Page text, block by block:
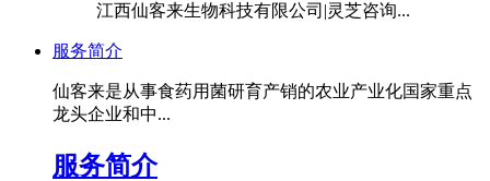
江西仙客来生物科技有限公司|灵芝咨询...
服务简介
仙客来是从事食药用菌研育产销的农业产业化国家重点
龙头企业和中...
服务简介